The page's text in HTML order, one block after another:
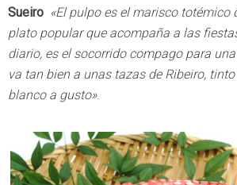
Sueiro «El pulpo es el marisco totémico
plato popular que acompaña a las
diario, es el socorrido compago para
va tan bien a unas tazas de Ribeiro,
blanco a gusto».